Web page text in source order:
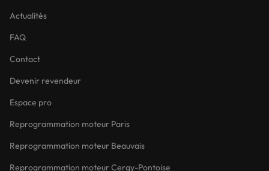
Actualités
FAQ
Contact
Devenir revendeur
Espace pro
Reprogrammation moteur Paris
Reprogrammation moteur Beauvais
Reprogrammation moteur Cergy-Pontoise